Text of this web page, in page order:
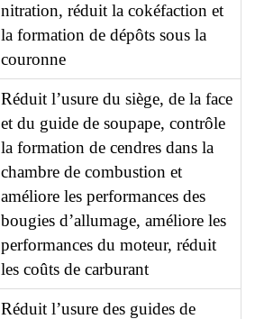
nitration, réduit la cokéfaction et
la formation de dépôts sous la
couronne
Réduit l’usure du siège, de la face
et du guide de soupape, contrôle
la formation de cendres dans la
chambre de combustion et
améliore les performances des
bougies d’allumage, améliore les
performances du moteur, réduit
les coûts de carburant
Réduit l’usure des guides de